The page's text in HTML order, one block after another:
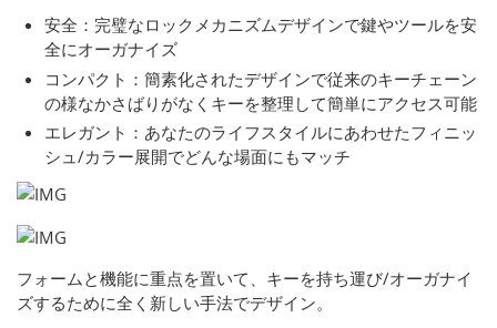
安全：完璧なロックメカニズムデザインで鍵やツールを安
全にオーガナイズ
コンパクト：簡素化されたデザインで従来のキーチェーン
の様なかさばりがなくキーを整理して簡単にアクセス可能
エレガント：あなたのライフスタイルにあわせたフィニッ
シュ/カラー展開でどんな場面にもマッチ
フォームと機能に重点を置いて、キーを持ち運び/オーガナイ
ズするために全く新しい手法でデザイン。